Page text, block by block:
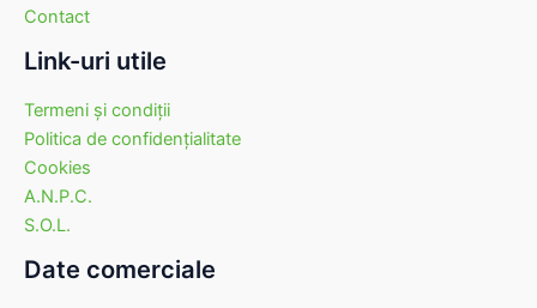
Contact
Link-uri utile
Termeni şi condiţii
Politica de confidenţialitate
Cookies
A.N.P.C.
S.O.L.
Date comerciale